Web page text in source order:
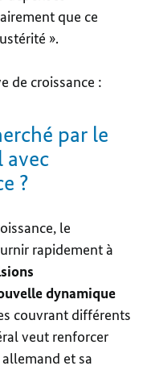
que ce
».
de croissance :
par le
avec
?
le
rapidement à
dynamique
couvrant différents
veut renforcer
et sa